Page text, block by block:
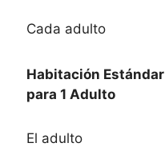
Cada adulto
Habitación Estándar
para 1 Adulto
El adulto